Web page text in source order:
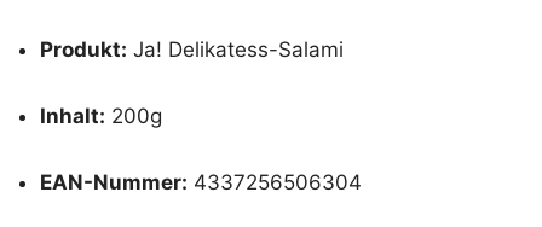
Produkt: Ja! Delikatess-Salami
Inhalt: 200g
EAN-Nummer: 4337256506304